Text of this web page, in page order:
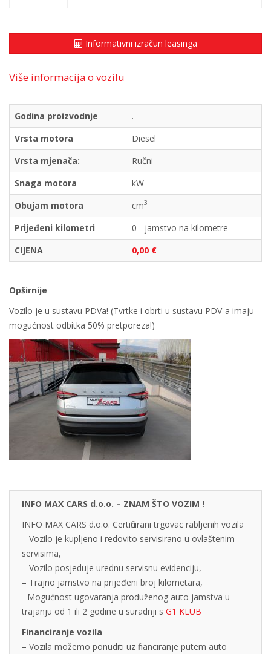
Informativni izračun leasinga
Više informacija o vozilu
Godina proizvodnje
.
Vrsta motora
Diesel
Vrsta mjenača:
Ručni
Snaga motora
kW
Obujam motora
cm3
Prijeđeni kilometri
0 - jamstvo na kilometre
CIJENA
0,00 €
Opširnije
Vozilo je u sustavu PDVa! (Tvrtke i obrti u sustavu PDV-a imaju
mogućnost odbitka 50% pretporeza!)
INFO MAX CARS d.o.o. – ZNAM ŠTO VOZIM !
INFO MAX CARS d.o.o. Certificirani trgovac rabljenih vozila
– Vozilo je kupljeno i redovito servisirano u ovlaštenim
servisima,
– Vozilo posjeduje urednu servisnu evidenciju,
– Trajno jamstvo na prijeđeni broj kilometara,
- Mogućnost ugovaranja produženog auto jamstva u
trajanju od 1 ili 2 godine u suradnji s G1 KLUB
Financiranje vozila
– Vozila možemo ponuditi uz financiranje putem auto